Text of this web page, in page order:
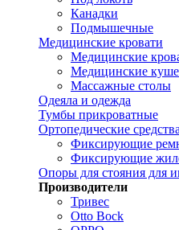
Канадки
Подмышечные
Медицинские кровати
Медицинские
Медицинские
Массажные столы
Одеяла и одежда
Тумбы прикроватные
Ортопедические
Фиксирующие
Фиксирующие
Опоры для стояния для
Производители
Тривес
Otto Bock